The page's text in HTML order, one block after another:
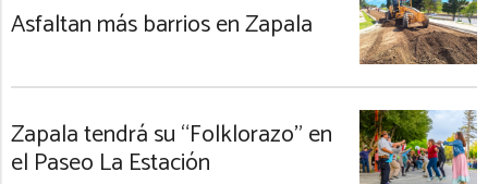
Asfaltan más barrios en Zapala
Zapala tendrá su “Folklorazo” en
el Paseo La Estación